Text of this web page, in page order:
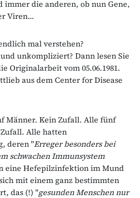
immer die anderen, ob nun Gene,
Viren…
mal verstehen?
unkompliziert? Dann lesen Sie
Originalarbeit vom 05.06.1981.
aus dem Center for Disease
Männer. Kein Zufall. Alle fünf
Alle hatten
deren "Erreger besonders bei
schwachen Immunsystem
eine Hefepilzinfektion im Mund
mit einem ganz bestimmten
das (!) "gesunden Menschen nur